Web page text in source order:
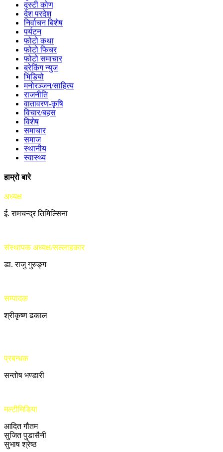
दृस्टी कोण
देश परदेश
निर्वाचन बिशेष
पर्यटन
फोटो कथा
फोटो फिचर
फोटो समाचार
ब्रेकिंग न्युज
भिडियो
मनोरञ्जन/साहित्य
राजनीति
वातावरण-कृषि
विचार/बहस
विशेष
समाचार
समाज
स्थानीय
स्वास्थ्य
हाम्रो बारे
अध्यक्ष
ई. रामचन्द्र तिमिल्सिना
संस्थापक अध्यक्ष/सल्लाहकार
डा. राजु गुरुङ्ग
सम्पादक
श्रीकृष्ण ढकाल
प्रबन्धक
सन्तोष भण्डारी
मल्टीमिडिया
आदित गौतम
सुजित पुडासैनी
सुभाष श्रेष्ठ